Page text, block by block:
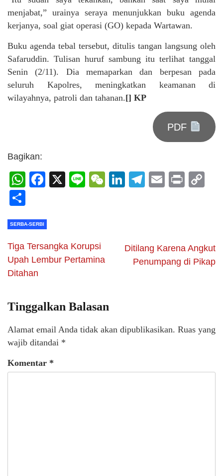
menjabat,” urainya seraya menunjukkan buku agenda
kerjanya, soal giat operasi (GO) kepada Wartawan.
Buku agenda tebal tersebut, ditulis tangan langsung oleh
Safaruddin. Tulisan huruf sambung itu terlihat tanggal
Senin (2/11). Dia memaparkan dan berpesan pada
seluruh Kapolres, meningkatkan keamanan di
wilayahnya, patroli dan tahanan.[] KP
PDF
Bagikan:
WhatsApp
Facebook
X LineWeChat
LinkedIn
Telegram
Email
Print
SERBA-SERBI
Tiga Tersangka Korupsi
Upah Lembur Pertamina
Ditahan
Ditilang Karena Angkut
Penumpang di Pikap
Tinggalkan Balasan
Alamat email Anda tidak akan dipublikasikan. Ruas yang
wajib ditandai *
Komentar *